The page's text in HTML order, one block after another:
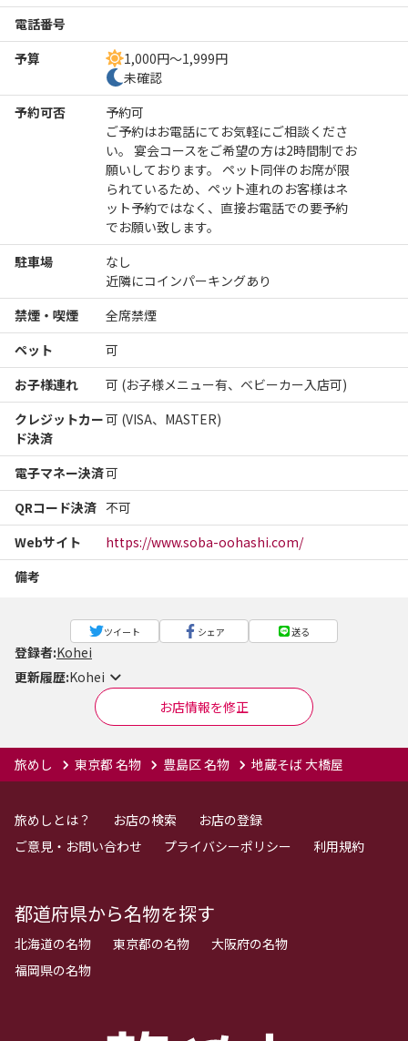
電話番号
予算
1,000円～1,999円
未確認
予約可否
予約可
ご予約はお電話にてお気軽にご相談くださ
い。 宴会コースをご希望の方は2時間制でお
願いしております。 ペット同伴のお席が限
られているため、ペット連れのお客様はネ
ット予約ではなく、直接お電話での要予約
でお願い致します。
駐車場
なし
近隣にコインパーキングあり
禁煙・喫煙
全席禁煙
ペット
可
お子様連れ
可 (お子様メニュー有、ベビーカー入店可)
クレジットカー
ド決済
可 (VISA、MASTER)
電子マネー決済可
QRコード決済 不可
Webサイト
https://www.soba-oohashi.com/
備考
ツイート シェア 送る
登録者:Kohei
更新履歴:Kohei
お店情報を修正
旅めし 東京都 名物 豊島区 名物 地蔵そば 大橋屋
旅めしとは？ お店の検索
お店の登録
ご意見・お問い合わせ
プライバシーポリシー 利用規約
都道府県から名物を探す
北海道の名物 東京都の名物
大阪府の名物
福岡県の名物